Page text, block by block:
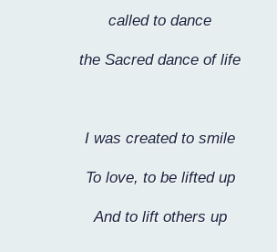
called to dance
the Sacred dance of life
I was created to smile
To love, to be lifted up
And to lift others up